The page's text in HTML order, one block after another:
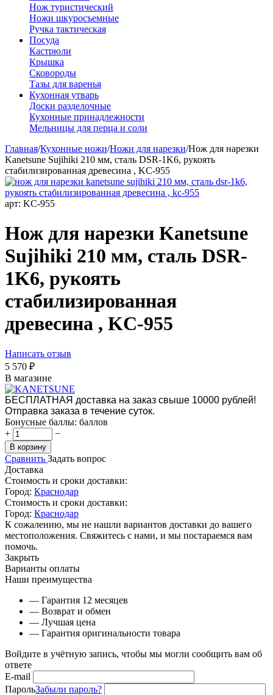
Нож туристический
Ножи шкуросъемные
Ручка тактическая
Посуда
Кастрюли
Крышка
Сковороды
Тазы для варенья
Кухонная утварь
Доски разделочные
Кухонные принадлежности
Мельницы для перца и соли
Главная/Кухонные ножи/Ножи для нарезки/Нож для нарезки
Kanetsune Sujihiki 210 мм, сталь DSR-1K6, рукоять
стабилизированная древесина , KC-955
арт: KC-955
Нож для нарезки Kanetsune
Sujihiki 210 мм, сталь DSR-
1K6, рукоять
стабилизированная
древесина , KC-955
Написать отзыв
5 570 ₽
В магазине
БЕСПЛАТНАЯ доставка на заказ свыше 10000 рублей!
Отправка заказа в течение суток.
Бонусные баллы: баллов
+
−
В корзину
Сравнить Задать вопрос
Доставка
Стоимость и сроки доставки:
Город: Краснодар
Стоимость и сроки доставки:
Город: Краснодар
К сожалению, мы не нашли вариантов доставки до вашего
местоположения. Свяжитесь с нами, и мы постараемся вам
помочь.
Закрыть
Варианты оплаты
Наши преимущества
— Гарантия 12 месяцев
— Возврат и обмен
— Лучшая цена
— Гарантия оригинальности товара
Войдите в учётную запись, чтобы мы могли сообщить вам об
ответе
E-mail
ПарольЗабыли пароль?